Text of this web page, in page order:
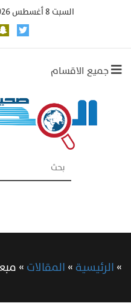
السبت 8 أغسطس 2026 م || 23 صفر 1448هـ ||
جميع الاقسام
»الرئيسية»المقالات»